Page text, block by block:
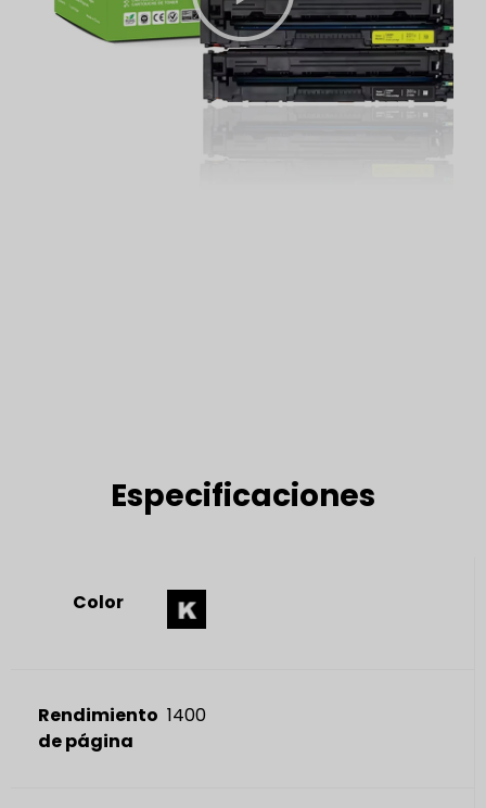
Especificaciones
Color
Rendimiento
de página
1400